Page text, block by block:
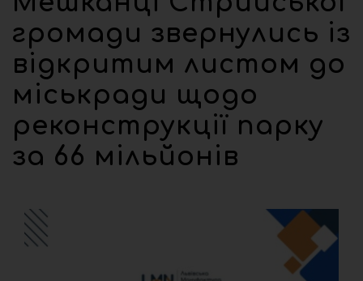
громади звернулись із
відкритим листом до
міськради щодо
реконструкції парку
за 66 мільйонів